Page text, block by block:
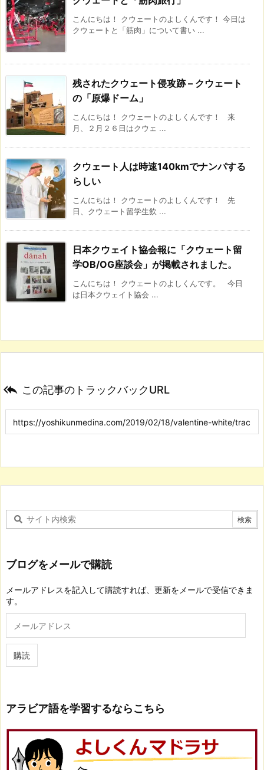
こんにちは！ クウェートのよしくんです！ 今日は
クウェートと「筋肉」について書い ...
残されたクウェート侵攻跡 – クウェート
の「原爆ドーム」
こんにちは！ クウェートのよしくんです！ 来
月、２月２６日はクウェ ...
クウェート人は時速140kmでナンパする
らしい
こんにちは！ クウェートのよしくんです！ 先
日、クウェート留学生飲 ...
日本クウェイト協会報に「クウェート留
学OB/OG座談会」が掲載されました。
こんにちは！ クウェートのよしくんです。 今日
は日本クウェイト協会 ...
 この記事のトラックバックURL
ブログをメールで購読
メールアドレスを記入して購読すれば、更新をメールで受信できま
す。
ル
購読
アラビア語を学習するならこちら